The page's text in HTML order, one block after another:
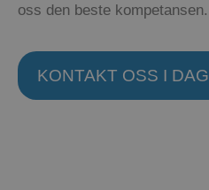
oss den beste kompetansen.
KONTAKT OSS I DAG